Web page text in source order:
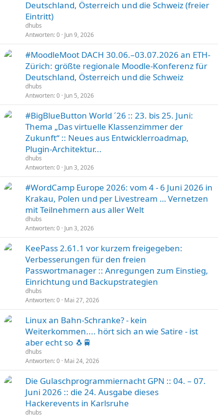
Deutschland, Österreich und die Schweiz (freier
Eintritt)
dhubs
Antworten 0 Jun 9, 2026
#MoodleMoot DACH 30.06.–03.07.2026 an ETH-
Zürich: größte regionale Moodle-Konferenz für
Deutschland, Österreich und die Schweiz
dhubs
Antworten 0 Jun 5, 2026
#BigBlueButton World ´26 :: 23. bis 25. Juni:
Thema „Das virtuelle Klassenzimmer der
Zukunft“ :: Neues aus Entwicklerroadmap,
Plugin-Architektur...
dhubs
Antworten 0 Jun 3, 2026
#WordCamp Europe 2026: vom 4 - 6 Juni 2026 in
Krakau, Polen und per Livestream … Vernetzen
mit Teilnehmern aus aller Welt
dhubs
Antworten 0 Jun 3, 2026
KeePass 2.61.1 vor kurzem freigegeben:
Verbesserungen für den freien
Passwortmanager :: Anregungen zum Einstieg,
Einrichtung und Backupstrategien
dhubs
Antworten 0 Mai 27, 2026
Linux an Bahn-Schranke? - kein
Weiterkommen.... hört sich an wie Satire - ist
aber echt so 🐧🚆
dhubs
Antworten 0 Mai 24, 2026
Die Gulaschprogrammiernacht GPN :: 04. – 07.
Juni 2026 :: die 24. Ausgabe dieses
Hackerevents in Karlsruhe
dhubs